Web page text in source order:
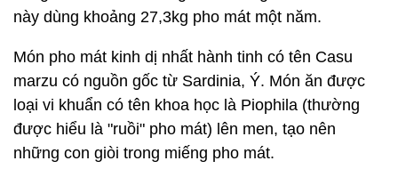
này dùng khoảng 27,3kg pho mát một năm.
Món pho mát kinh dị nhất hành tinh có tên Casu
marzu có nguồn gốc từ Sardinia, Ý. Món ăn được
loại vi khuẩn có tên khoa học là Piophila (thường
được hiểu là "ruồi" pho mát) lên men, tạo nên
những con giòi trong miếng pho mát.